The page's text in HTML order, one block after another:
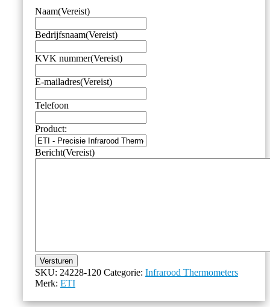
Naam(Vereist)
Bedrijfsnaam(Vereist)
KVK nummer(Vereist)
E-mailadres(Vereist)
Telefoon
Product:
Bericht(Vereist)
Versturen
SKU: 24228-120 Categorie: Infrarood Thermometers
Merk: ETI